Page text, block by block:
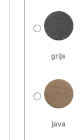
grijs
java